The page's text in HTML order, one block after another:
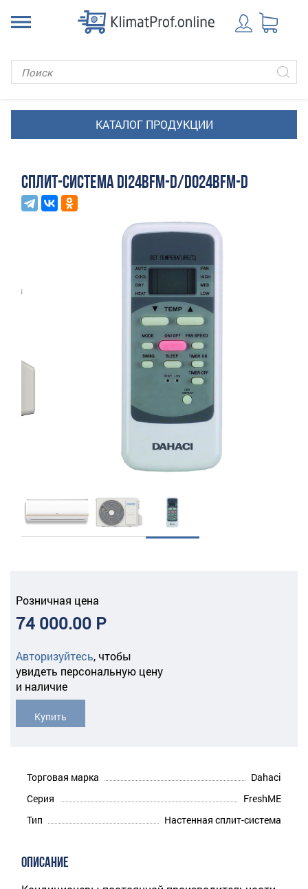
СПЛИТ-СИСТЕМА DI24BFM-D/DO24BFM-D
Розничная цена
74 000.00 Р
Авторизуйтесь, чтобы
увидеть персональную цену
и наличие
Купить
Торговая марка
Dahaci
Серия
FreshME
Тип
Настенная сплит-система
ОПИСАНИЕ